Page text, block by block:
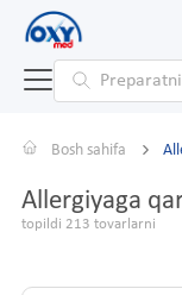
Bosh sahifa
Allergiyaga
topildi 213 tovarlarni